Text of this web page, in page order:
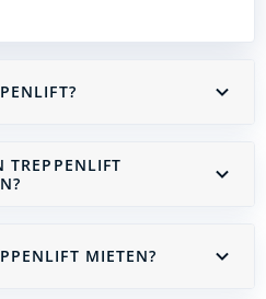
TREPPENLIFT
MIETEN?